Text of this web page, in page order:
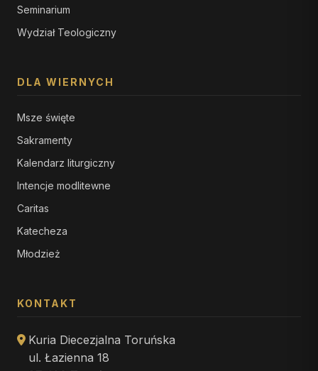
Seminarium
Wydział Teologiczny
DLA WIERNYCH
Msze święte
Sakramenty
Kalendarz liturgiczny
Intencje modlitewne
Caritas
Katecheza
Młodzież
KONTAKT
Kuria Diecezjalna Toruńska
ul. Łazienna 18